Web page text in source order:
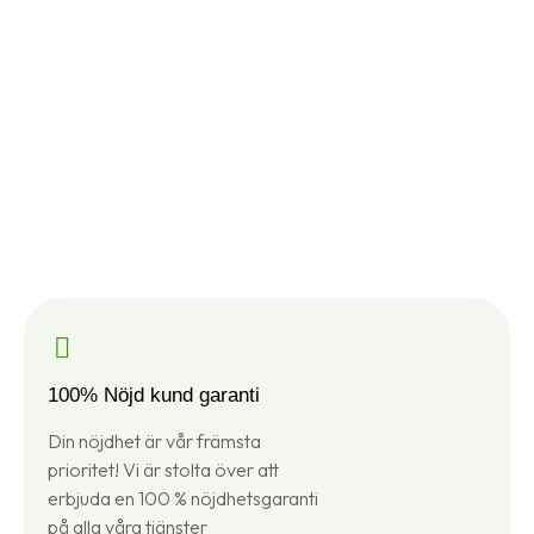
100% Nöjd kund garanti
Din nöjdhet är vår främsta
prioritet! Vi är stolta över att
erbjuda en 100 % nöjdhetsgaranti
på alla våra tjänster